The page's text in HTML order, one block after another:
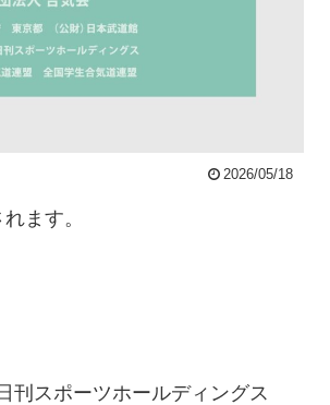
2026/05/18
ます。
刊スポーツホールディングス